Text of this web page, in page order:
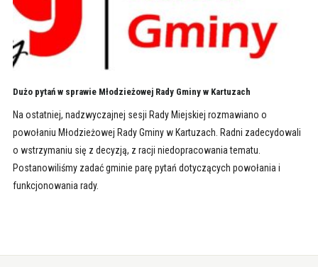
Dużo pytań w sprawie Młodzieżowej Rady Gminy w Kartuzach
Na ostatniej, nadzwyczajnej sesji Rady Miejskiej rozmawiano o
powołaniu Młodzieżowej Rady Gminy w Kartuzach. Radni zadecydowali
o wstrzymaniu się z decyzją, z racji niedopracowania tematu.
Postanowiliśmy zadać gminie parę pytań dotyczących powołania i
funkcjonowania rady.